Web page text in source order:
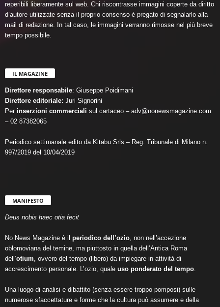
reperibili liberamente sul web. Chi riscontrasse immagini coperte da diritto
d’autore utilizzate senza il proprio consenso è pregato di segnalarlo alla
mail di redazione. In tal caso, le immagini verranno rimosse nel più breve
tempo possibile.
IL MAGAZINE
Direttore responsabile: Giuseppe Poidimani
Direttore editoriale: Juri Signorini
Per inserzioni commerciali sul cartaceo – adv@nonewsmagazine.com
– 02 87382065
Periodico settimanale edito da Kitabu Srls – Reg. Tribunale di Milano n.
997/2019 del 10/04/2019
MANIFESTO
Deus nobis haec otia fecit
No News Magazine è il periodico dell’ozio , non nell’accezione
oblomoviana del temine, ma piuttosto in quella dell’Antica Roma
dell’otium , ovvero del tempo (libero) da impiegare in attività di
accrescimento personale. L’ozio, quale uso ponderato del tempo
Una luogo di analisi e dibattito (senza essere troppo pomposi) sulle
numerose sfaccettature e forme che la cultura può assumere e della